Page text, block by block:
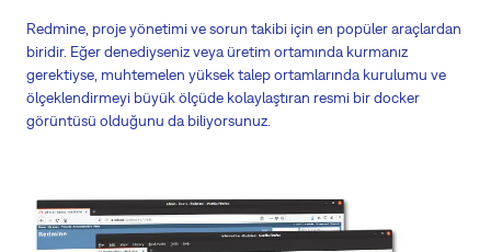
Redmine, proje yönetimi ve sorun takibi için en popüler araçlardan
biridir. Eğer denediyseniz veya üretim ortamında kurmanız
gerektiyse, muhtemelen yüksek talep ortamlarında kurulumu ve
ölçeklendirmeyi büyük ölçüde kolaylaştıran resmi bir docker
görüntüsü olduğunu da biliyorsunuz.